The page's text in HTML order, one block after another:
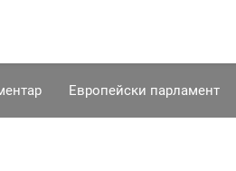
Европейски парламент